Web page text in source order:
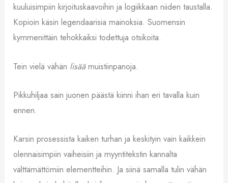
kuuluisimpiin kirjoituskaavoihin ja logiikkaan niiden taustalla.
Kopioin käsin legendaarisia mainoksia. Suomensin
kymmenittäin tehokkaiksi todettuja otsikoita.
Tein vielä vähän lisäämuistiinpanoja.
Pikkuhiljaa sain juonen päästä kiinni ihan eri tavalla kuin
ennen.
Karsin prosessista kaiken turhan ja keskityin vain kaikkein
olennaisimpiin vaiheisiin ja myyntitekstin kannalta
välttämättömiin elementteihin. Ja siinä samalla tulin vähän